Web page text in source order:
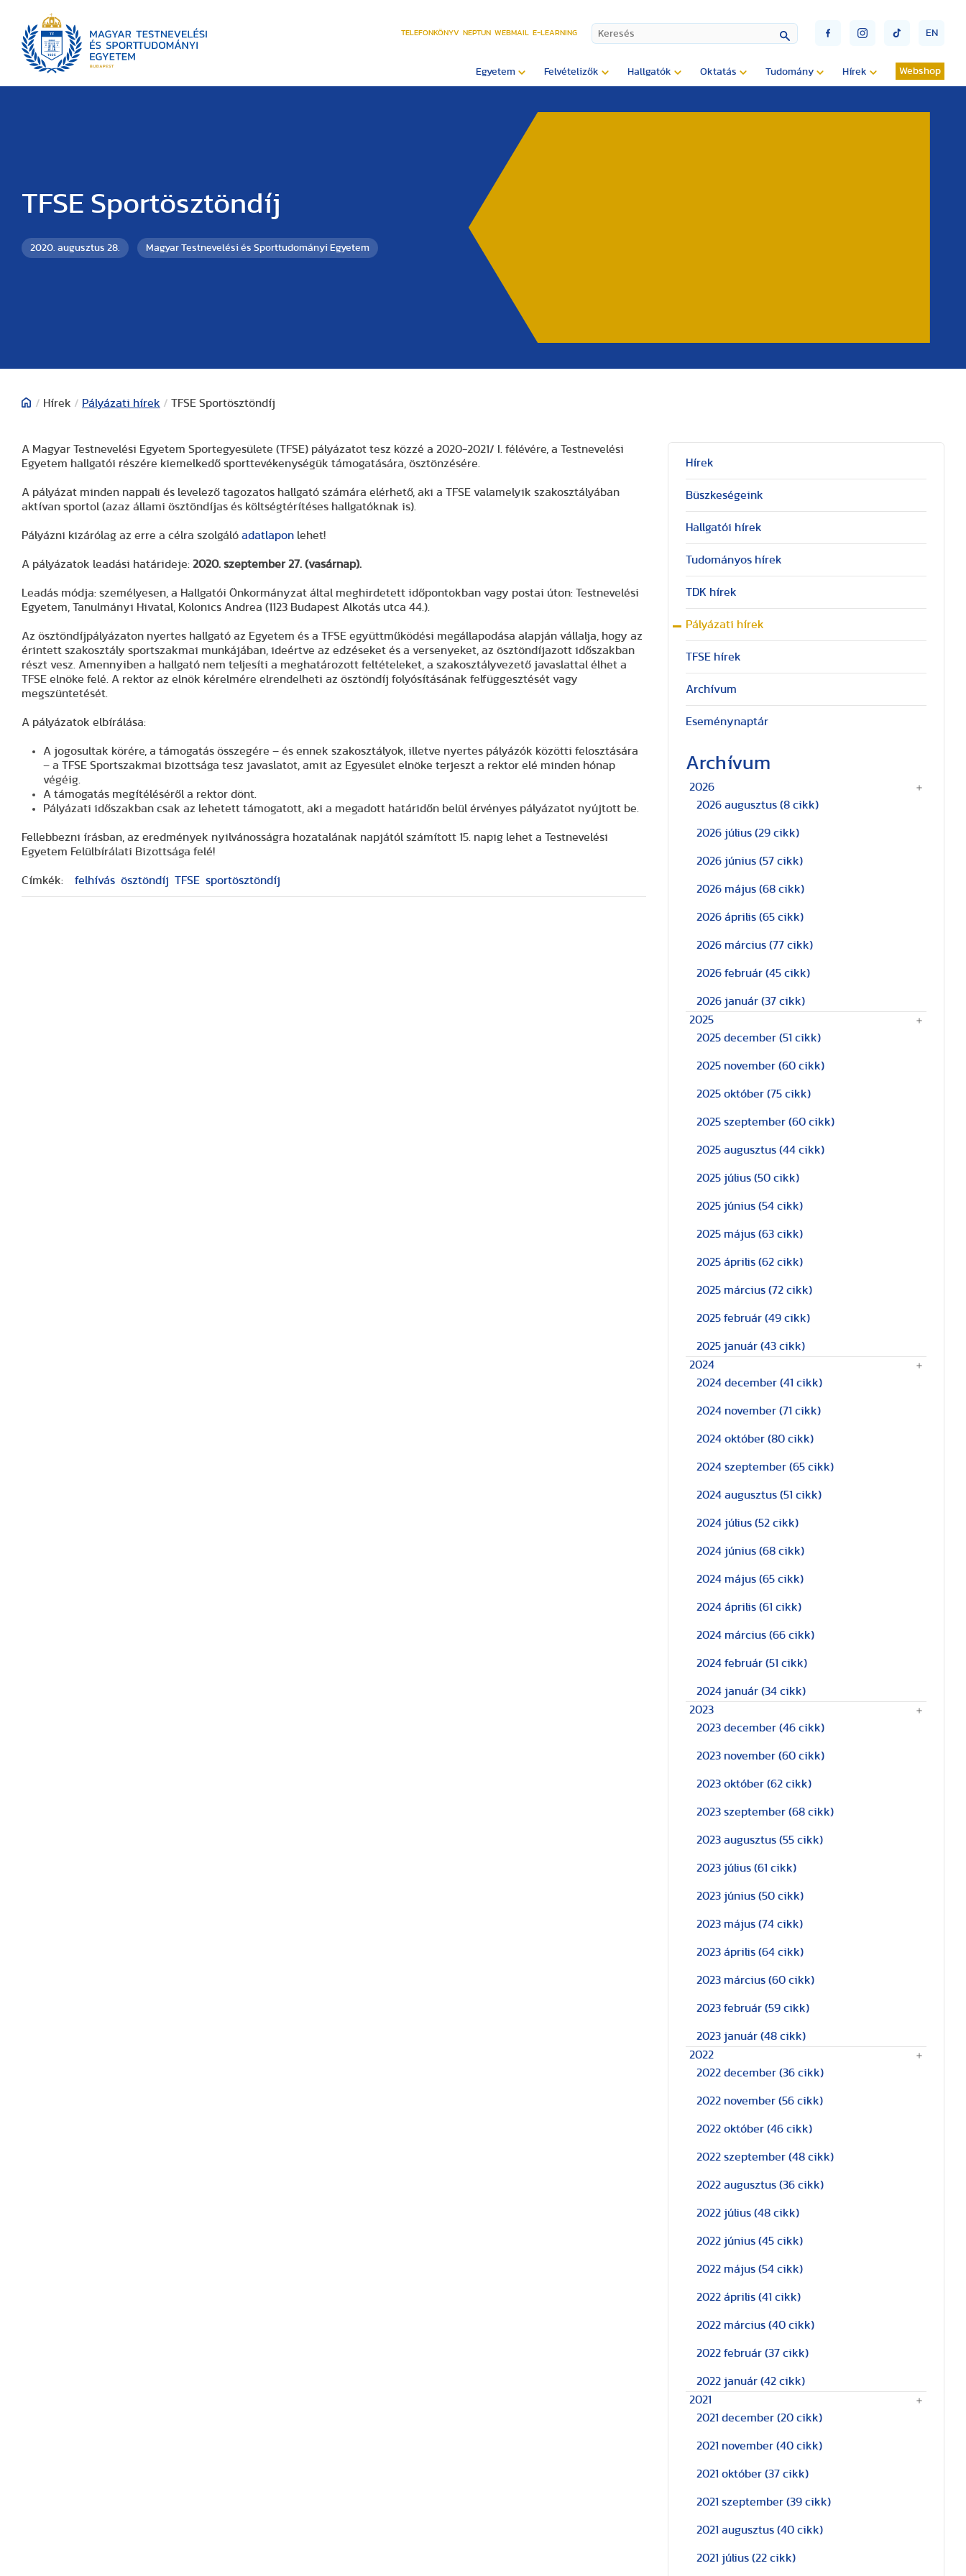
TELEFONKÖNYV NEPTUN WEBMAIL E-LEARNING EN
Egyetem Felvételizők Hallgatók Oktatás Tudomány Hírek Webshop
TFSE Sportösztöndíj
2020. augusztus 28. Magyar Testnevelési és Sporttudományi Egyetem
/ Hírek / Pályázati hírek / TFSE Sportösztöndíj
A Magyar Testnevelési Egyetem Sportegyesülete (TFSE) pályázatot tesz közzé a 2020-2021/ I. félévére, a Testnevelési
Egyetem hallgatói részére kiemelkedő sporttevékenységük támogatására, ösztönzésére.
A pályázat minden nappali és levelező tagozatos hallgató számára elérhető, aki a TFSE valamelyik szakosztályában
aktívan sportol (azaz állami ösztöndíjas és költségtérítéses hallgatóknak is).
Pályázni kizárólag az erre a célra szolgáló adatlapon lehet!
A pályázatok leadási határideje: 2020. szeptember 27. (vasárnap).
Leadás módja: személyesen, a Hallgatói Önkormányzat által meghirdetett időpontokban vagy postai úton: Testnevelési
Egyetem, Tanulmányi Hivatal, Kolonics Andrea (1123 Budapest Alkotás utca 44.).
Az ösztöndíjpályázaton nyertes hallgató az Egyetem és a TFSE együttműködési megállapodása alapján vállalja, hogy az
érintett szakosztály sportszakmai munkájában, ideértve az edzéseket és a versenyeket, az ösztöndíjazott időszakban
részt vesz. Amennyiben a hallgató nem teljesíti a meghatározott feltételeket, a szakosztályvezető javaslattal élhet a
TFSE elnöke felé. A rektor az elnök kérelmére elrendelheti az ösztöndíj folyósításának felfüggesztését vagy
megszüntetését.
A pályázatok elbírálása:
A jogosultak körére, a támogatás összegére – és ennek szakosztályok, illetve nyertes pályázók közötti felosztására
– a TFSE Sportszakmai bizottsága tesz javaslatot, amit az Egyesület elnöke terjeszt a rektor elé minden hónap
végéig.
A támogatás megítéléséről a rektor dönt.
Pályázati időszakban csak az lehetett támogatott, aki a megadott határidőn belül érvényes pályázatot nyújtott be.
Fellebbezni írásban, az eredmények nyilvánosságra hozatalának napjától számított 15. napig lehet a Testnevelési
Egyetem Felülbírálati Bizottsága felé!
Címkék: felhívás ösztöndíj TFSE sportösztöndíj
Hírek
Büszkeségeink
Hallgatói hírek
Tudományos hírek
TDK hírek
Pályázati hírek
TFSE hírek
Archívum
Eseménynaptár
Archívum
2026
2026 augusztus (8 cikk)
2026 július (29 cikk)
2026 június (57 cikk)
2026 május (68 cikk)
2026 április (65 cikk)
2026 március (77 cikk)
2026 február (45 cikk)
2026 január (37 cikk)
2025
2025 december (51 cikk)
2025 november (60 cikk)
2025 október (75 cikk)
2025 szeptember (60 cikk)
2025 augusztus (44 cikk)
2025 július (50 cikk)
2025 június (54 cikk)
2025 május (63 cikk)
2025 április (62 cikk)
2025 március (72 cikk)
2025 február (49 cikk)
2025 január (43 cikk)
2024
2024 december (41 cikk)
2024 november (71 cikk)
2024 október (80 cikk)
2024 szeptember (65 cikk)
2024 augusztus (51 cikk)
2024 július (52 cikk)
2024 június (68 cikk)
2024 május (65 cikk)
2024 április (61 cikk)
2024 március (66 cikk)
2024 február (51 cikk)
2024 január (34 cikk)
2023
2023 december (46 cikk)
2023 november (60 cikk)
2023 október (62 cikk)
2023 szeptember (68 cikk)
2023 augusztus (55 cikk)
2023 július (61 cikk)
2023 június (50 cikk)
2023 május (74 cikk)
2023 április (64 cikk)
2023 március (60 cikk)
2023 február (59 cikk)
2023 január (48 cikk)
2022
2022 december (36 cikk)
2022 november (56 cikk)
2022 október (46 cikk)
2022 szeptember (48 cikk)
2022 augusztus (36 cikk)
2022 július (48 cikk)
2022 június (45 cikk)
2022 május (54 cikk)
2022 április (41 cikk)
2022 március (40 cikk)
2022 február (37 cikk)
2022 január (42 cikk)
2021
2021 december (20 cikk)
2021 november (40 cikk)
2021 október (37 cikk)
2021 szeptember (39 cikk)
2021 augusztus (40 cikk)
2021 július (22 cikk)